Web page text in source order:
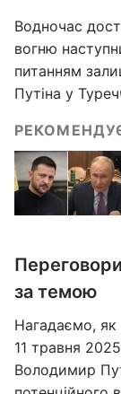
Водночас
вогню
питанням
Путіна у
за темою
Нагадаємо, як
11 травня
Володимир